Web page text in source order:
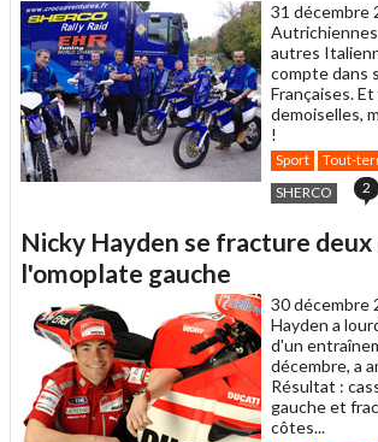
31 décembre
autres
compte dans
Françaises.
demoiselles,
!
Sport Tout-
SHERCO
2
Nicky Hayden se fracture
l'omoplate gauche
30 décembre
Hayden a
d'un
décembre, a
Résultat :
gauche et
côtes...